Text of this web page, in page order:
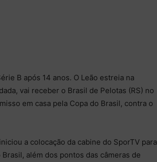
B após 14 anos. O Leão estreia na
vai receber o Brasil de Pelotas (RS) no
em casa pela Copa do Brasil, contra o
a colocação da cabine do SporTV para
além dos pontos das câmeras de